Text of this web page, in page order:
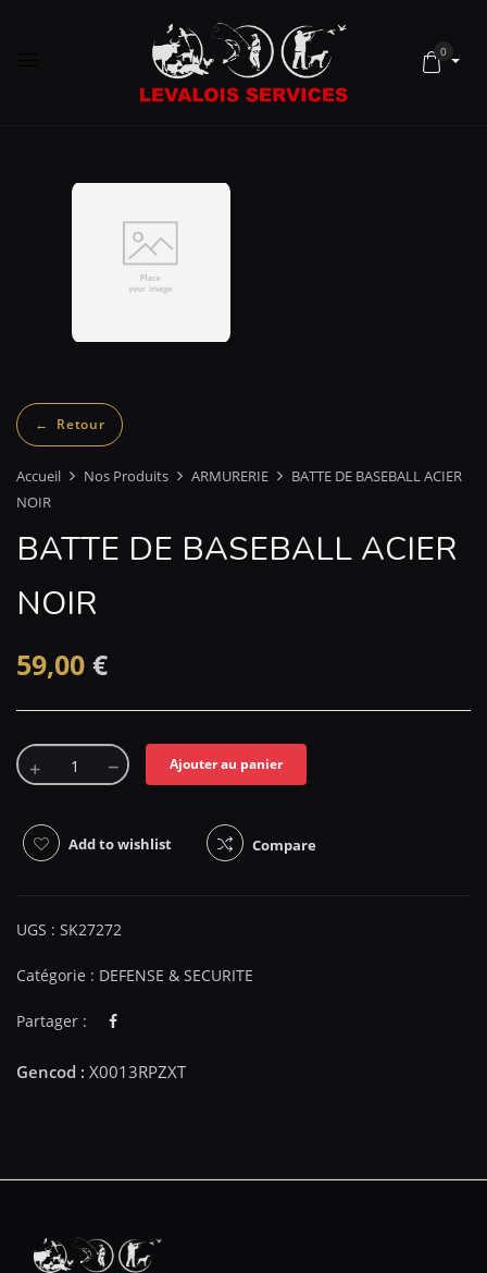
0
Accueil Nos Produits ARMURERIE
BATTE DE BASEBALL ACIER
NOIR
BATTE DE BASEBALL ACIER
NOIR
59,00 €
Ajouter au panier
Add to wishlist Compare
UGS : SK27272
Catégorie : DEFENSE & SECURITE
Partager :